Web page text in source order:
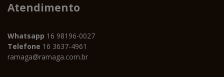
Atendimento
Whatsapp 16 98196-0027
Telefone 16 3637-4961
ramaga@ramaga.com.br